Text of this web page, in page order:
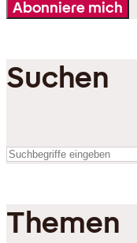
Abonniere mich
Suchen
Themen